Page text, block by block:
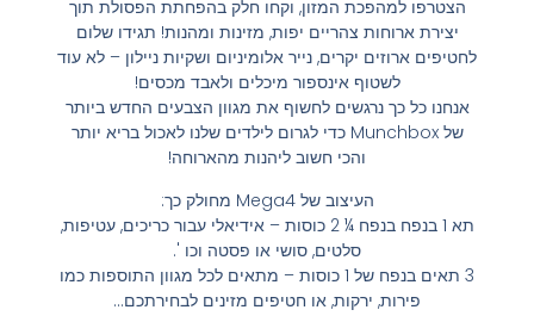
הצטרפו למהפכת המזון, וקחו חלק בהפחתת הפסולת תוך
יצירת ארוחות צהריים יפות, מזינות ומהנות! תגידו שלום
לחטיפים ארוזים יקרים, נייר אלומיניום ושקיות ניילון – לא עוד
לשטוף אינספור מיכלים ולאבד מכסים!
אנחנו כל כך נרגשים לחשוף את מגוון הצבעים החדש ביותר
של Munchbox כדי לגרום לילדים שלנו לאכול בריא יותר
והכי חשוב ליהנות מהארוחה!
העיצוב של Mega4 מחולק כך:
תא 1 בנפח בנפח ¼ 2 כוסות – אידיאלי עבור כריכים, עטיפות,
סלטים, סושי או פסטה וכו '.
3 תאים בנפח של 1 כוסות – מתאים לכל מגוון התוספות כמו
פירות, ירקות, או חטיפים מזינים לבחירתכם…